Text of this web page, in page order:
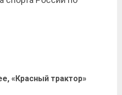
«Красный трактор»